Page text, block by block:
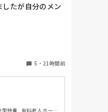
したが自分のメン
また、就活中、積極的に施設見学等をしましたか？
5 ・ 21時間前
特養, 有料老人ホー